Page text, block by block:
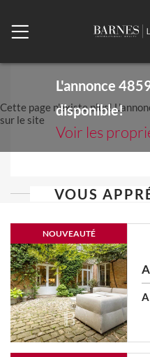
L'annonce
disponible!
Voir les
Cette page n'existe plus!
sur le site
VOUS
NOUVEAUTÉ